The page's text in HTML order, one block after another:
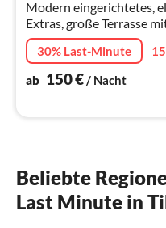
Modern eingerichtetes,
Extras, große Terrasse
Gartenteich und Pool im
30% Last-Minute
ab 150€/ Nacht
Beliebte
Last Minute in